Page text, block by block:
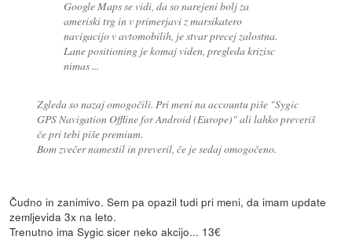
Google Maps se vidi, da so narejeni bolj za
ameriski trg in v primerjavi z marsikatero
navigacijo v avtomobilih, je stvar precej zalostna.
Lane positioning je komaj viden, pregleda krizisc
nimas ...
Zgleda so nazaj omogočili. Pri meni na accountu piše "Sygic
GPS Navigation Offline for Android (Europe)" ali lahko preveriš
če pri tebi piše premium.
Bom zvečer namestil in preveril, če je sedaj omogočeno.
Čudno in zanimivo. Sem pa opazil tudi pri meni, da imam update
zemljevida 3x na leto.
Trenutno ima Sygic sicer neko akcijo... 13€